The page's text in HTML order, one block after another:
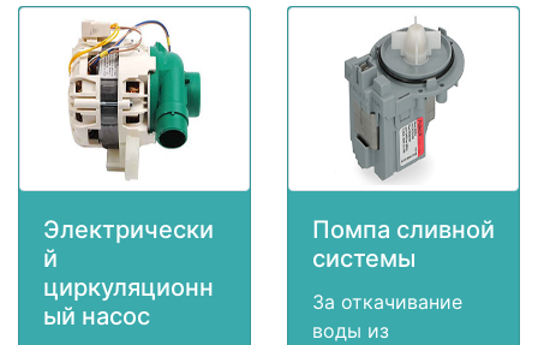
Электрически
й
циркуляционн
ый насос
Помпа сливной
системы
За откачивание
воды из